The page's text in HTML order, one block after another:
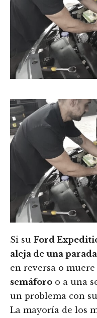
Si su Ford
aleja de una parada
en reversa o
semáforo o a una
un problema con
La mayoría de los